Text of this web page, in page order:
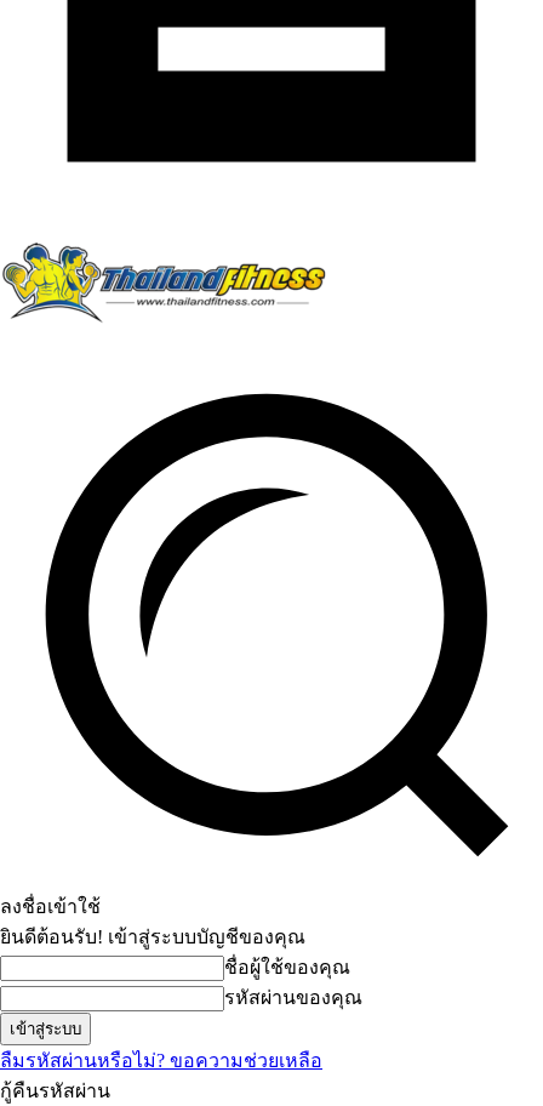
ลงชื่อเข้าใช้
ยินดีต้อนรับ! เข้าสู่ระบบบัญชีของคุณ
ชื่อผู้ใช้ของคุณ
รหัสผ่านของคุณ
ลืมรหัสผ่านหรือไม่? ขอความช่วยเหลือ
กู้คืนรหัสผ่าน